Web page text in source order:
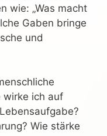
wie: „Was macht
Gaben bringe
und
wirke ich auf
Wie stärke